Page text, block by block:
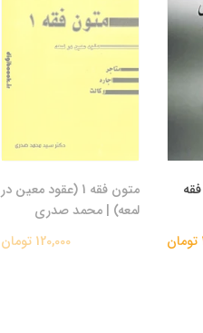
متون فقه 1 (عقود معین در
لمعه) | محمد صدری
120,000 تومان